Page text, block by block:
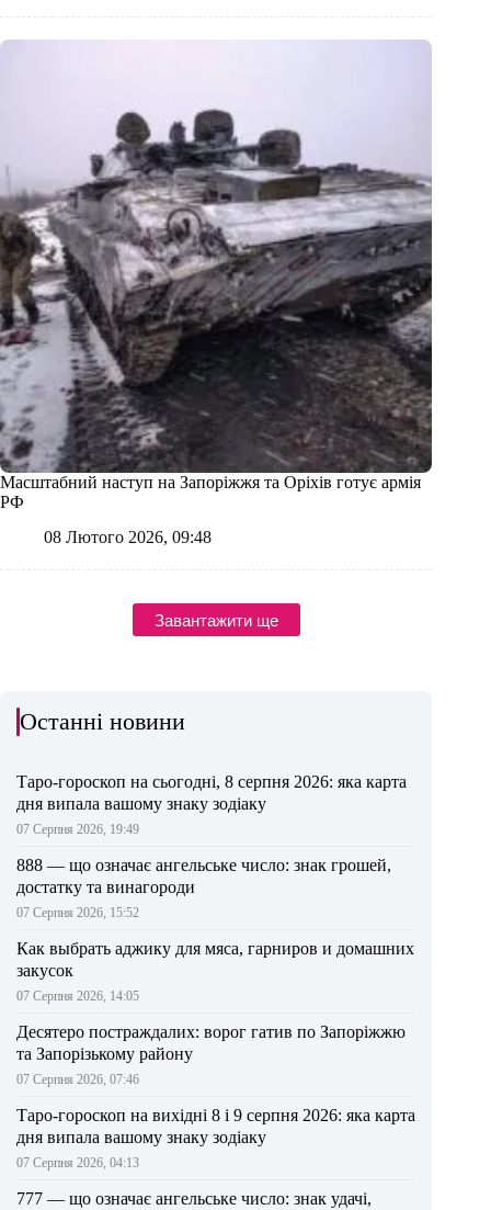
Масштабний наступ на Запоріжжя та Оріхів готує армія
РФ
08 Лютого 2026, 09:48
Завантажити ще
Останні новини
Таро-гороскоп на сьогодні, 8 серпня 2026: яка карта
дня випала вашому знаку зодіаку
07 Серпня 2026, 19:49
888 — що означає ангельське число: знак грошей,
достатку та винагороди
07 Серпня 2026, 15:52
Как выбрать аджику для мяса, гарниров и домашних
закусок
07 Серпня 2026, 14:05
Десятеро постраждалих: ворог гатив по Запоріжжю
та Запорізькому району
07 Серпня 2026, 07:46
Таро-гороскоп на вихідні 8 і 9 серпня 2026: яка карта
дня випала вашому знаку зодіаку
07 Серпня 2026, 04:13
777 — що означає ангельське число: знак удачі,